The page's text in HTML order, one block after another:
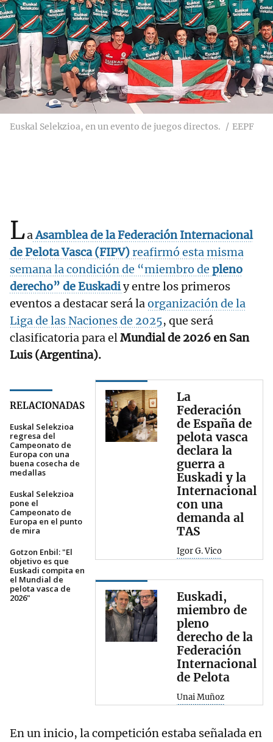
Euskal Selekzioa, en un evento de juegos directos. EEPF
LaAsamblea de la Federación Internacional
de Pelota Vasca (FIPV)reafirmó esta misma
semana la condición de “miembro de pleno
derecho” deEuskadiy entre los primeros
eventos a destacar será laorganización de la
Liga de las Naciones de 2025, que será
clasificatoria para elMundial de 2026 en San
Luis (Argentina).
RELACIONADAS
Euskal Selekzioa
regresa del
Campeonato de
Europa con una
buena cosecha de
medallas
Euskal Selekzioa
pone el
Campeonato de
Europa en el punto
de mira
Gotzon Enbil: "El
objetivo es que
Euskadi compita en
el Mundial de
pelota vasca de
2026"
La
Federación
de España de
pelota vasca
declara la
guerra a
Euskadi y la
Internacional
con una
demanda al
TAS
Igor G. Vico
Euskadi,
miembro de
pleno
derecho de la
Federación
Internacional
de Pelota
Unai Muñoz
En un inicio, la competición estaba señalada en